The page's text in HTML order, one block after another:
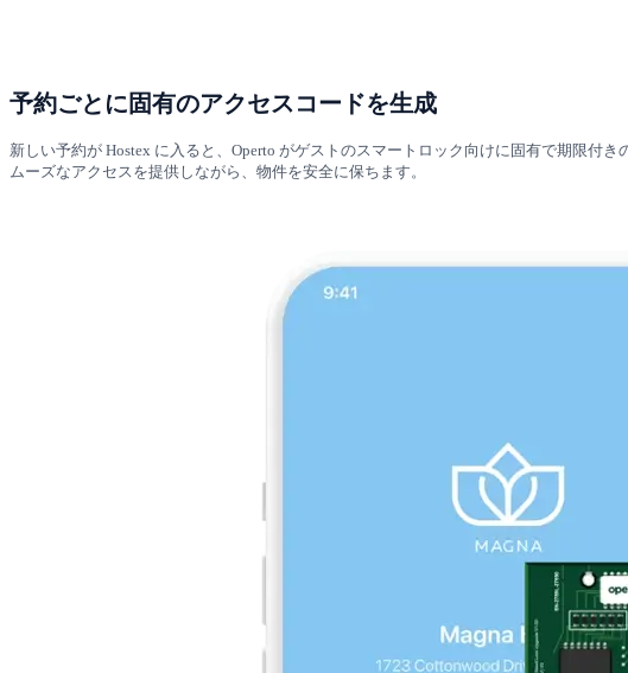
予約ごとに固有のアクセスコードを生成
新しい予約が Hostex に入ると、Operto がゲストのスマートロック向けに固有で期限付
ムーズなアクセスを提供しながら、物件を安全に保ちます。